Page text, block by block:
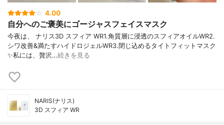
4.00
自分へのご褒美にゴージャスフェイスマスク
今夜は、 ナリス3D スフィア WR1.角質層に浸透のスフィアオイルWR2.
シワ改善&満たすハイドロジェルWR3.閉じ込めるタイトフィットマスク
✨私には、贅沢…続きを見る
NARIS(ナリス)
3D スフィア WR